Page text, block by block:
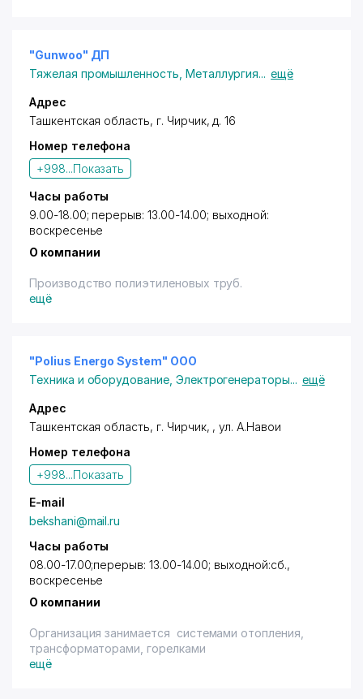
"Gunwoo" ДП
Тяжелая промышленность Металлургия... ещё
Адрес
Ташкентская область, г. Чирчик, д. 16
Номер телефона
+998...Показать
Часы работы
9.00-18.00; перерыв: 13.00-14.00; выходной:
воскресенье
О компании
Производство полиэтиленовых труб.
ещё
"Polius Energo System" ООО
Техника и оборудование, Электрогенераторы... ещё
Адрес
Ташкентская область, г. Чирчик, ,ул. А.Навои
Номер телефона
+998...Показать
E-mail
bekshani@mail.ru
Часы работы
08.00-17.00;перерыв: 13.00-14.00; выходной:сб.,
воскресенье
О компании
Организация занимается cистемами отопления,
трансформаторами, горелками
ещё